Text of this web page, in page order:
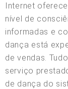
Internet
nível de
informadas e
dança está
de vendas.
serviço
de dança do